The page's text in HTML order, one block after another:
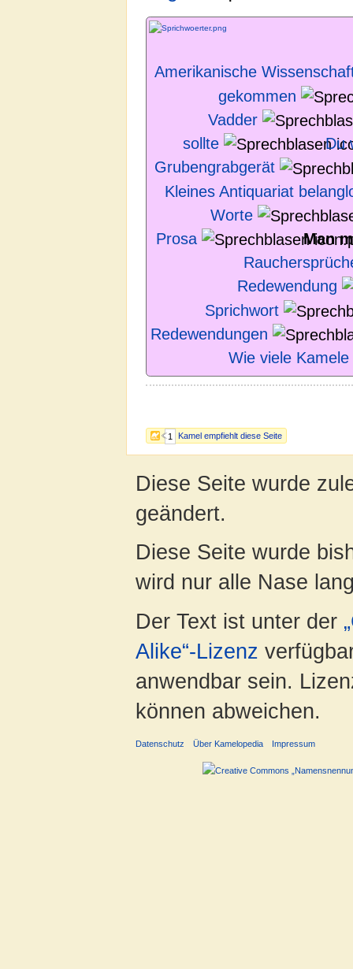
1 Kamel empfiehlt diese Seite
Amerikanische
gekommen
Vadder
sollte
Du
Grubengrabgerät
Kleines Antiquariat
Worte
Prosa
Man
Redewendung
Sprichwort
Redewendungen
Wie viele
Diese Seite wurde
geändert.
Diese Seite wurde
wird nur alle Nase
Der Text ist unter der
Alike“-Lizenz
anwendbar sein.
können abweichen.
Datenschutz Über Kamelopedia Impressum